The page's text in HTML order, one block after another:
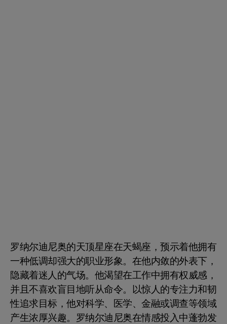
罗纳尔迪尼奥的天顶星座在天蝎座，预示着他拥有
一种低调却强大的职业形象。在他内敛的外表下，
隐藏着迷人的气场。他渴望在工作中拥有权威感，
并且不喜欢盲目地听从命令。以惊人的专注力和韧
性追求目标，他对科学、医学、金融或调查等领域
产生浓厚兴趣。罗纳尔迪尼奥在情感投入中蓬勃发